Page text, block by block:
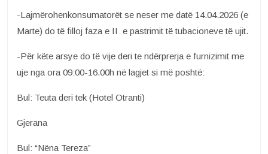
-Lajmërohenkonsumatorët se neser me datë 14.04.2026 (e
Marte) do të filloj faza e II e pastrimit të tubacioneve të ujit.
-Për këte arsye do të vije deri te ndërprerja e furnizimit me
uje nga ora 09:00-16.00h në lagjet si më poshtë:
Bul: Teuta deri tek (Hotel Otranti)
Gjerana
Bul: “Nëna Tereza”